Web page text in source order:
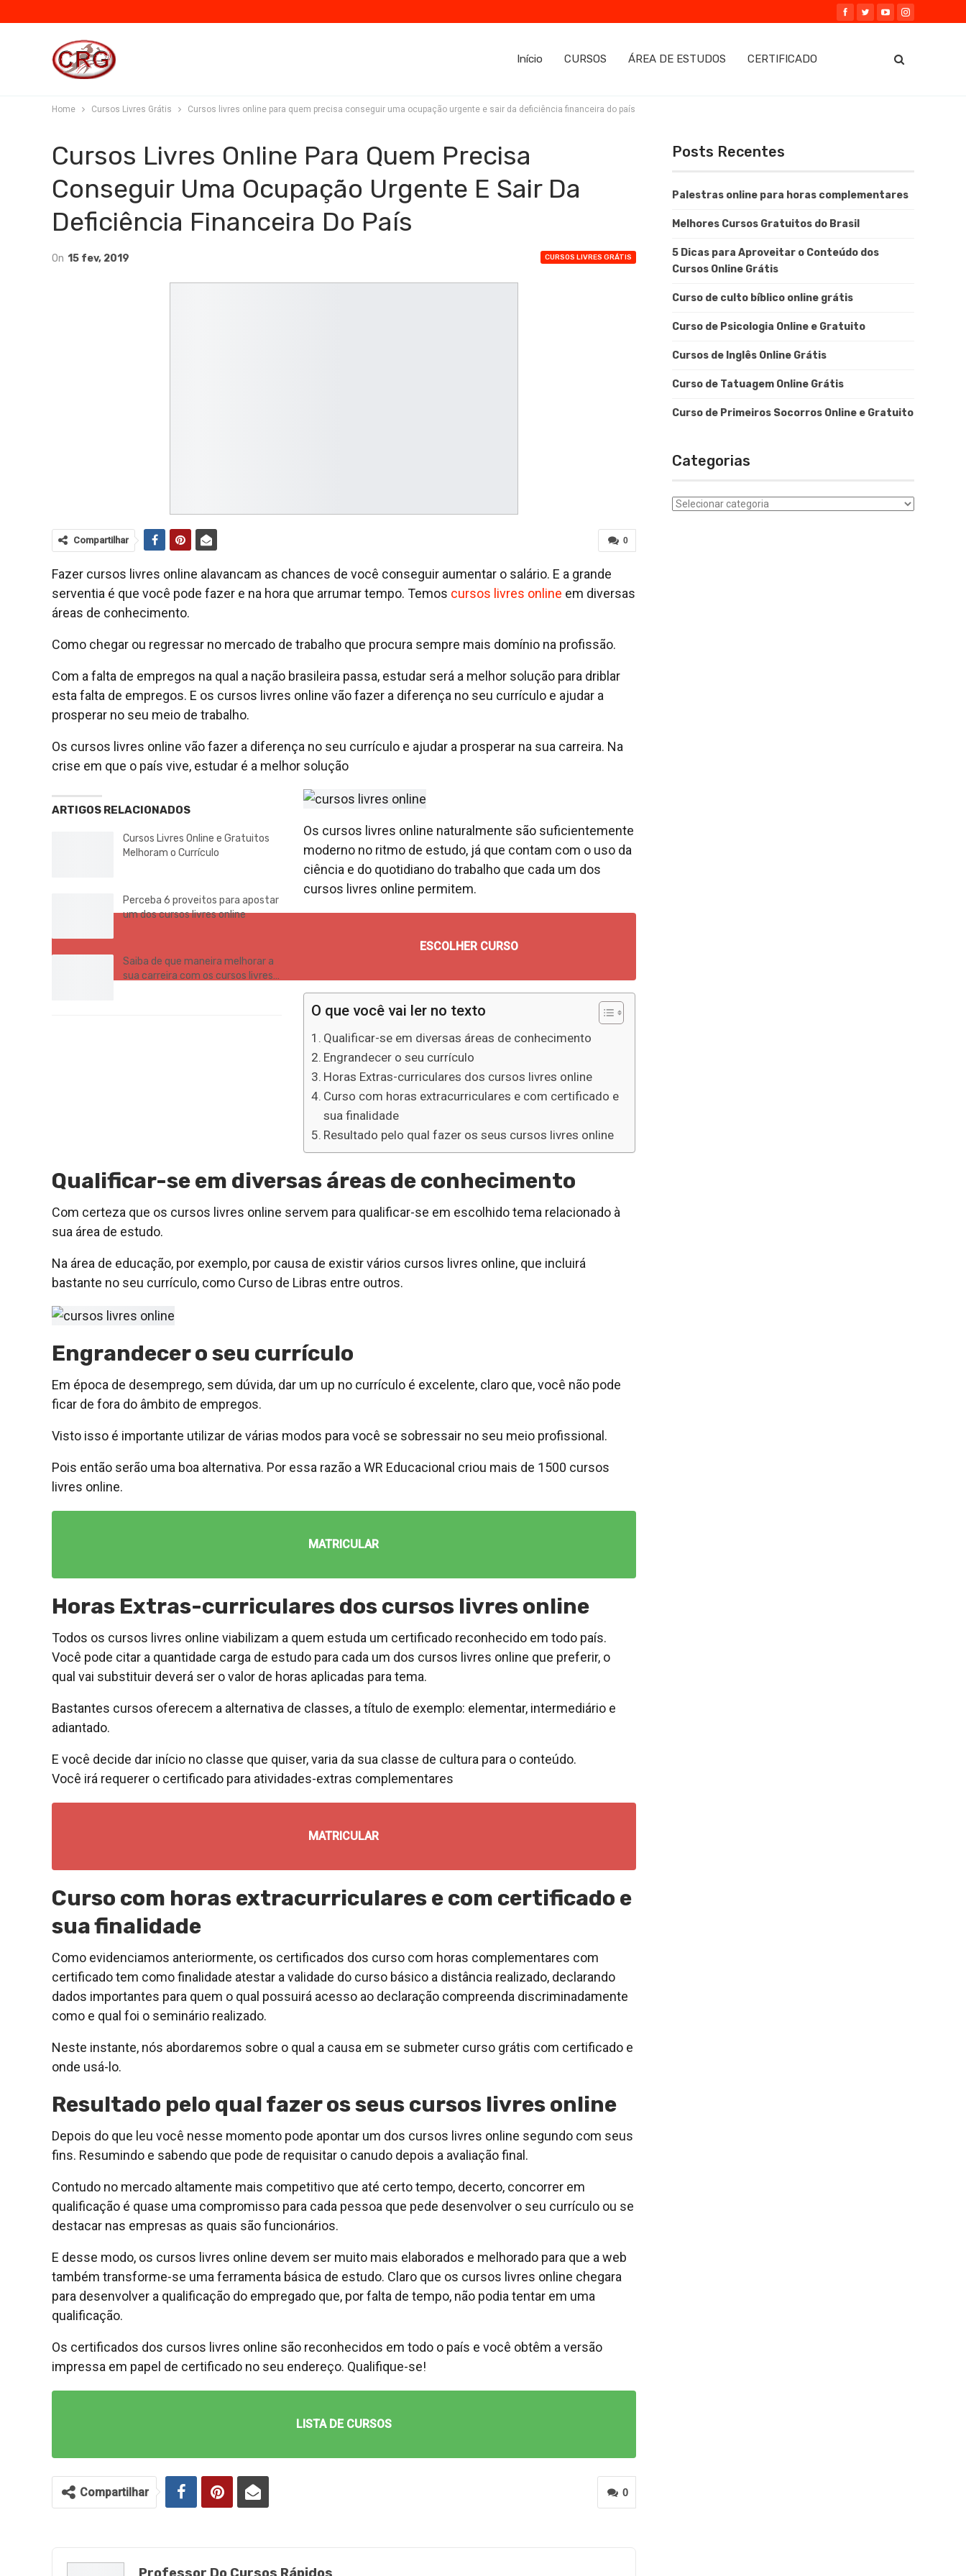
Início CURSOS ÁREA DE ESTUDOS CERTIFICADO
Home Cursos Livres Grátis Cursos livres online para quem precisa conseguir uma ocupação urgente e sair da deficiência financeira do país
Cursos Livres Online Para Quem Precisa
Conseguir Uma Ocupação Urgente E Sair Da
Deficiência Financeira Do País
CURSOS LIVRES GRÁTIS
On 15 fev, 2019
0
Compartilhar
Fazer cursos livres online alavancam as chances de você conseguir aumentar o salário. E a grande
serventia é que você pode fazer e na hora que arrumar tempo. Temos cursos livres online em diversas
áreas de conhecimento.
Como chegar ou regressar no mercado de trabalho que procura sempre mais domínio na profissão.
Com a falta de empregos na qual a nação brasileira passa, estudar será a melhor solução para driblar
esta falta de empregos. E os cursos livres online vão fazer a diferença no seu currículo e ajudar a
prosperar no seu meio de trabalho.
Os cursos livres online vão fazer a diferença no seu currículo e ajudar a prosperar na sua carreira. Na
crise em que o país vive, estudar é a melhor solução
ARTIGOS RELACIONADOS
Cursos Livres Online e Gratuitos
Melhoram o Currículo
Perceba 6 proveitos para apostar
um dos cursos livres online
Saiba de que maneira melhorar a
sua carreira com os cursos livres…
Os cursos livres online naturalmente são suficientemente
moderno no ritmo de estudo, já que contam com o uso da
ciência e do quotidiano do trabalho que cada um dos
cursos livres online permitem.
ESCOLHER CURSO
O que você vai ler no texto
Qualificar-se em diversas áreas de conhecimento
Engrandecer o seu currículo
Horas Extras-curriculares dos cursos livres online
Curso com horas extracurriculares e com certificado e
sua finalidade
Resultado pelo qual fazer os seus cursos livres online
Qualificar-se em diversas áreas de conhecimento
Com certeza que os cursos livres online servem para qualificar-se em escolhido tema relacionado à
sua área de estudo.
Na área de educação, por exemplo, por causa de existir vários cursos livres online, que incluirá
bastante no seu currículo, como Curso de Libras entre outros.
Engrandecer o seu currículo
Em época de desemprego, sem dúvida, dar um up no currículo é excelente, claro que, você não pode
ficar de fora do âmbito de empregos.
Visto isso é importante utilizar de várias modos para você se sobressair no seu meio profissional.
Pois então serão uma boa alternativa. Por essa razão a WR Educacional criou mais de 1500 cursos
livres online.
MATRICULAR
Horas Extras-curriculares dos cursos livres online
Todos os cursos livres online viabilizam a quem estuda um certificado reconhecido em todo país.
Você pode citar a quantidade carga de estudo para cada um dos cursos livres online que preferir, o
qual vai substituir deverá ser o valor de horas aplicadas para tema.
Bastantes cursos oferecem a alternativa de classes, a título de exemplo: elementar, intermediário e
adiantado.
E você decide dar início no classe que quiser, varia da sua classe de cultura para o conteúdo.
Você irá requerer o certificado para atividades-extras complementares
MATRICULAR
Curso com horas extracurriculares e com certificado e
sua finalidade
Como evidenciamos anteriormente, os certificados dos curso com horas complementares com
certificado tem como finalidade atestar a validade do curso básico a distância realizado, declarando
dados importantes para quem o qual possuirá acesso ao declaração compreenda discriminadamente
como e qual foi o seminário realizado.
Neste instante, nós abordaremos sobre o qual a causa em se submeter curso grátis com certificado e
onde usá-lo.
Resultado pelo qual fazer os seus cursos livres online
Depois do que leu você nesse momento pode apontar um dos cursos livres online segundo com seus
fins. Resumindo e sabendo que pode de requisitar o canudo depois a avaliação final.
Contudo no mercado altamente mais competitivo que até certo tempo, decerto, concorrer em
qualificação é quase uma compromisso para cada pessoa que pede desenvolver o seu currículo ou se
destacar nas empresas as quais são funcionários.
E desse modo, os cursos livres online devem ser muito mais elaborados e melhorado para que a web
também transforme-se uma ferramenta básica de estudo. Claro que os cursos livres online chegara
para desenvolver a qualificação do empregado que, por falta de tempo, não podia tentar em uma
qualificação.
Os certificados dos cursos livres online são reconhecidos em todo o país e você obtêm a versão
impressa em papel de certificado no seu endereço. Qualifique-se!
LISTA DE CURSOS
0
Compartilhar
Professor Do Cursos Rápidos
Posts Recentes
Palestras online para horas complementares
Melhores Cursos Gratuitos do Brasil
5 Dicas para Aproveitar o Conteúdo dos
Cursos Online Grátis
Curso de culto bíblico online grátis
Curso de Psicologia Online e Gratuito
Cursos de Inglês Online Grátis
Curso de Tatuagem Online Grátis
Curso de Primeiros Socorros Online e Gratuito
Categorias
Categorias